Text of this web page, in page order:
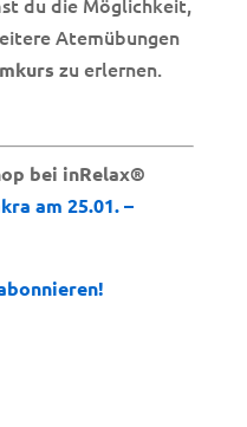
Atemübungen
zu erlernen.
bei inRelax®
am 25.01. –